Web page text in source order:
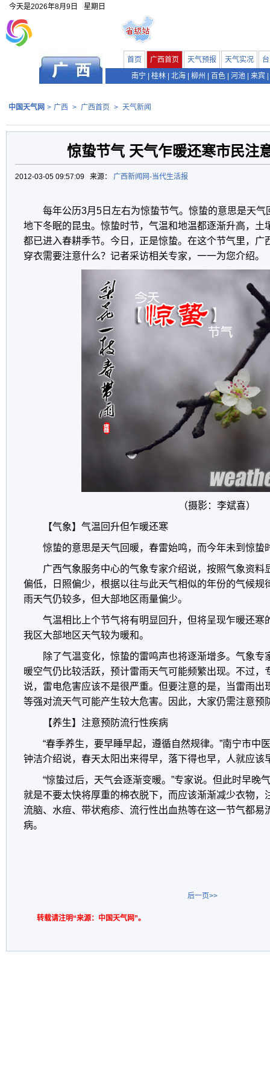
今天是2026年8月9日 星期日
首页 广西首页 天气预报 天气实况
南宁
桂林 北海 柳州 百色 河池 来宾
中国天气网 > 广西 > 广西首页 > 天气新闻
惊蛰节气 天气乍暖还寒市民注
2012-03-05 09:57:09 来源： 广西新闻网-当代生活报
每年公历3月5日左右为惊蛰节气。惊蛰的意思是天
地下冬眠的昆虫。惊蛰时节，气温和地温都逐渐升高，土
都已进入春耕季节。今日，正是惊蛰。在这个节气里，广
穿衣需要注意什么？记者采访相关专家，一一为您介绍。
（摄影：李斌喜）
【气象】气温回升但乍暖还寒
惊蛰的意思是天气回暖，春雷始鸣，而今年未到惊蛰
广西气象服务中心的气象专家介绍说，按照气象资料
偏低，日照偏少，根据以往与此天气相似的年份的气候规
雨天气仍较多，但大部地区雨量偏少。
气温相比上个节气将有明显回升，但将呈现乍暖还寒
我区大部地区天气较为暖和。
除了气温变化，惊蛰的雷鸣声也将逐渐增多。气象专
暖空气仍比较活跃，预计雷雨天气可能频繁出现。不过，
说，雷电危害应该不是很严重。但要注意的是，当雷雨出
等强对流天气可能产生较大危害。因此，大家仍需注意预
【养生】注意预防流行性疾病
“春季养生，要早睡早起，遵循自然规律。”南宁市中
钟洁介绍说，春天太阳出来得早，落下得也早，人就应该
“惊蛰过后，天气会逐渐变暖。”专家说。但此时早晚
就是不要太快将厚重的棉衣脱下，而应该渐渐减少衣物，
流脑、水痘、带状疱疹、流行性出血热等在这一节气都易
病。
后一页>>
转载请注明“来源：中国天气网”。